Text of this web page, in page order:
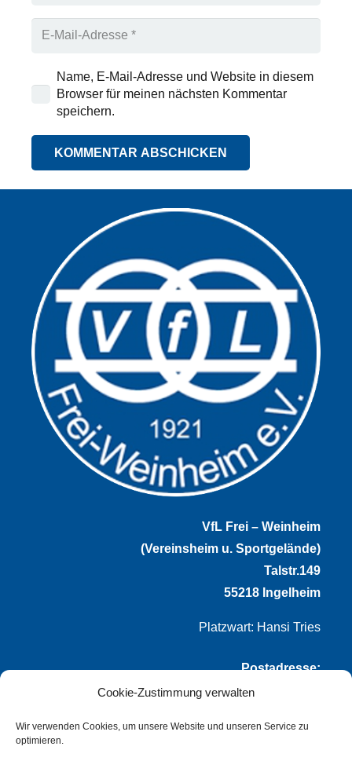
Cookie-Zustimmung verwalten
Wir verwenden Cookies, um unsere Website und unseren Service zu
optimieren.
Name, E-Mail-Adresse und Website in diesem
Browser für meinen nächsten Kommentar
speichern.
KOMMENTAR ABSCHICKEN
VfL Frei – Weinheim
(Vereinsheim u. Sportgelände)
Talstr.149
55218 Ingelheim
Platzwart: Hansi Tries
Postadresse:
VfL Frei-Weinheim 1921 e.V.
Thomas Winternheimer